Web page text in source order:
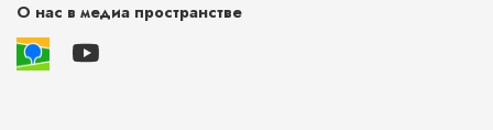
О нас в медиа пространстве